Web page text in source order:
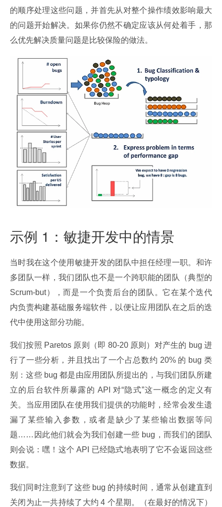
的顺序处理这些问题，并首先从对整个操作绩效影响最大
的问题开始解决。如果你仍然不确定应该从何处着手，那
么优先解决质量问题是比较保险的做法。
示例 1：敏捷开发中的情景
当时我在这个使用敏捷开发的团队中担任经理一职。和许
多团队一样，我们团队也不是一个跨职能的团队（典型的
Scrum-but），而是一个负责后台的团队。它在某个迭代
内负责构建基础服务端软件，以便让应用团队在之后的迭
代中使用这部分功能。
我们按照 Paretos 原则（即 80-20 原则）对产生的 bug 进
行了一些分析，并且找出了一个占总数约 20% 的 bug 类
别：这些 bug 都是由应用团队所提出的，与我们团队所建
立的后台软件所暴露的 API 对“隐式”这一概念的定义有
关。当应用团队在使用我们提供的功能时，经常会发生遗
漏了某些输入参数，或者是缺少了某些输出数据等问
题……因此他们就会为我们创建一些 bug，而我们的团队
则会说：嘿！这个 API 已经隐式地表明了它不会返回这些
数据。
我们同时注意到了这些 bug 的持续时间，通常从创建直到
关闭为止一共持续了大约 4 个星期。（在最好的情况下）